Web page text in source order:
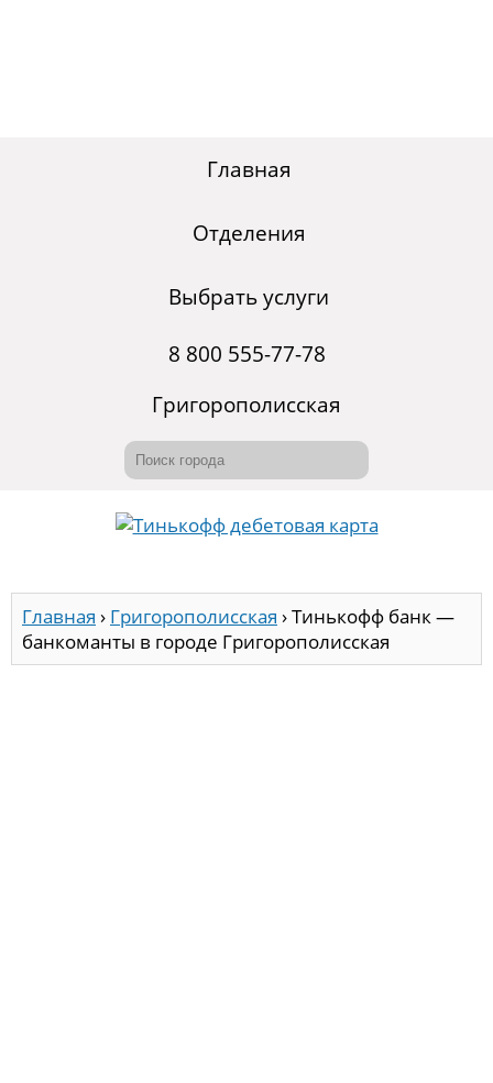
Главная
Отделения
Выбрать услуги
8 800 555-77-78
Григорополисская
Главная › Григорополисская ›Тинькофф банк —
банкоманты в городе Григорополисская